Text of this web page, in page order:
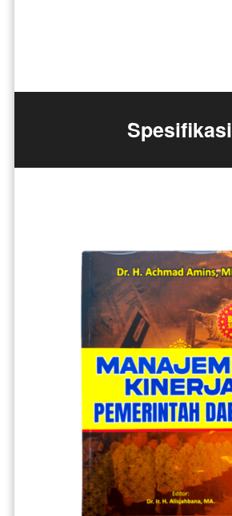
Spesifikasi